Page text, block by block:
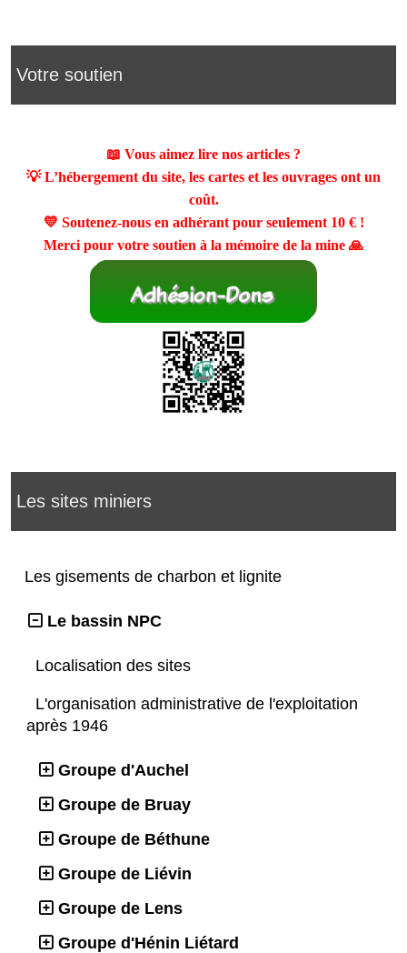
Votre soutien
📖 Vous aimez lire nos articles ?
💡 L’hébergement du site, les cartes et les ouvrages ont un
coût.
💛 Soutenez-nous en adhérant pour seulement 10 €!
Merci pour votre soutien à la mémoire de la mine 🙏
Les sites miniers
Les gisements de charbon et lignite
Le bassin NPC
Localisation des sites
L'organisation administrative de l'exploitation
après 1946
Groupe d'Auchel
Groupe de Bruay
Groupe de Béthune
Groupe de Liévin
Groupe de Lens
Groupe d'Hénin Liétard